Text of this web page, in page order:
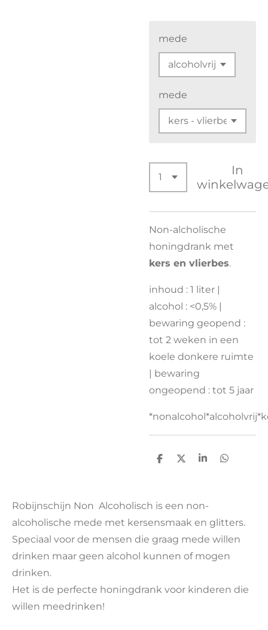
mede
mede
In
Non-alcholische
honingdrank met
kers en vlierbes.
inhoud : 1 liter |
alcohol : <0,5% |
bewaring geopend :
tot 2 weken in een
koele donkere ruimte
| bewaring
ongeopend : tot 5 jaar
D
D
S
D
Robijnschijn Non Alcoholisch is een non-
alcoholische mede met kersensmaak en glitters.
Speciaal voor de mensen die graag mede willen
drinken maar geen alcohol kunnen of mogen
drinken.
Het is de perfecte honingdrank voor kinderen die
willen meedrinken!